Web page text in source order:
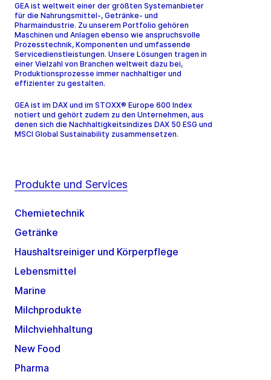
GEA ist weltweit einer der größten Systemanbieter
für die Nahrungsmittel-, Getränke- und
Pharmaindustrie. Zu unserem Portfolio gehören
Maschinen und Anlagen ebenso wie anspruchsvolle
Prozesstechnik, Komponenten und umfassende
Servicedienstleistungen. Unsere Lösungen tragen in
einer Vielzahl von Branchen weltweit dazu bei,
Produktionsprozesse immer nachhaltiger und
effizienter zu gestalten.
GEA ist im DAX und im STOXX® Europe 600 Index
notiert und gehört zudem zu den Unternehmen, aus
denen sich die Nachhaltigkeitsindizes DAX 50 ESG und
MSCI Global Sustainability zusammensetzen.
Produkte und Services
Chemietechnik
Getränke
Haushaltsreiniger und Körperpflege
Lebensmittel
Marine
Milchprodukte
Milchviehhaltung
New Food
Pharma